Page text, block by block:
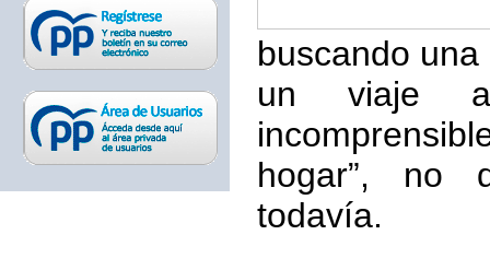
buscando
un viaje
hogar”, no
todavía.